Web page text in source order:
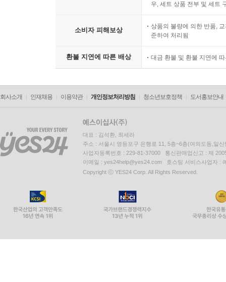
우, 세트 상품 전부 및 세트
소비자 피해보상
상품의 불량에 의한 반품,
준하여 처리됨
환불 지연에 따른 배상 대금 환불 및 환불 지연에
회사소개 인재채용 이용약관 개인정보처리방침 청소년보호정책 도서홍보안내
대표 : 김석환, 최세라
주소 : 서울시 영등포구 은행로 11, 5층~6층(여의도동,일신
사업자등록번호 : 229-81-37000 통신판매업신고 : 제
이메일 : yes24help@yes24.com 호스팅 서비스사업자 :
Copyright ⓒ YES24 Corp. All Rights Reserved.